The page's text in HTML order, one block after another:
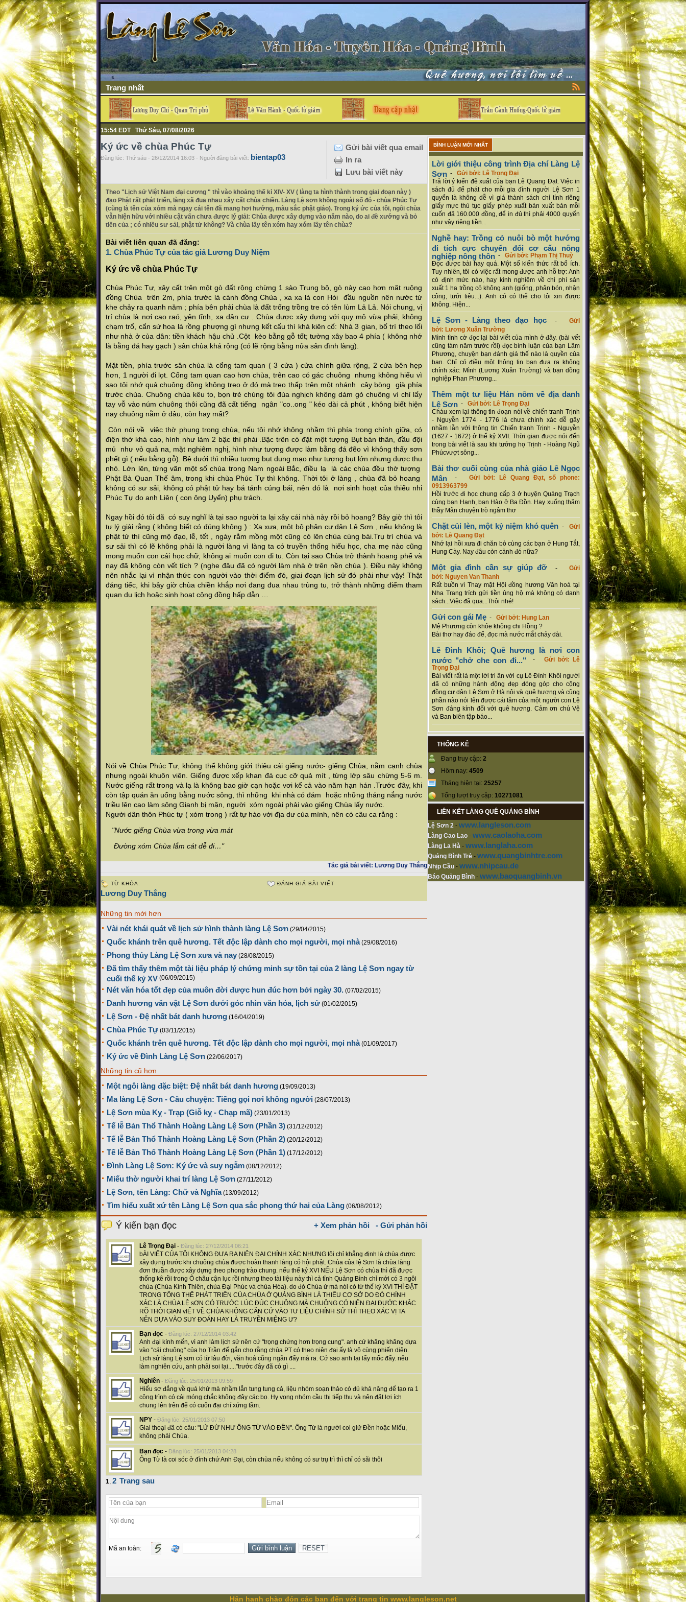
Trang nhất
15:54 EDT Thứ Sáu, 07/08/2026
Gửi bài viết qua email
In ra
Lưu bài viết này
Ký ức về chùa Phúc Tự
Đăng lúc: Thứ sáu - 26/12/2014 16:03 - Người đăng bài viết: bientap03
Theo "Lịch sử Việt Nam đại cương " thì vào khoảng thế kỉ XIV- XV ( làng ta hình thành trong giai đoạn này )
đạo Phật rất phát triển, làng xã đua nhau xây cất chùa chiền. Làng Lệ sơn không ngoài số đó - chùa Phúc Tự
(cũng là tên của xóm mà ngay cái tên đã mang hơi hướng, màu sắc phật giáo). Trong ký ức của tôi, ngôi chùa
vẫn hiện hữu với nhiều cật vấn chưa được lý giải: Chùa được xây dựng vào năm nào, do ai đề xướng và bỏ
tiền của ; có nhiều sư sải, phật tử không? Và chùa lấy tên xóm hay xóm lấy tên chùa?
Bài viết liên quan đã đăng:
1. Chùa Phúc Tự của tác giả Lương Duy Niệm
Ký ức về chùa Phúc Tự
Chùa Phúc Tự, xây cất trên một gò đất rộng chừng 1 sào Trung bộ, gò này cao hơn măt ruộng
đồng Chùa trên 2m, phía trước là cánh đồng Chùa , xa xa là con Hói đầu nguồn nên nước từ
khe chảy ra quanh năm ; phía bên phải chùa là đất trống trồng tre có tên lùm Lả Lả. Nói chung, vị
trí chùa là nơi cao raó, yên tĩnh, xa dân cư . Chùa được xây dựng với quy mô vừa phải, không
chạm trổ, cẩn sứ hoa lá rồng phượng gì nhưng kết cấu thì khá kiên cố: Nhà 3 gian, bố trí theo lối
như nhà ở của dân: tiền khách hậu chủ .Cột kèo bằng gỗ tốt; tường xây bao 4 phía ( không nhớ
là bằng đá hay gạch ) sân chùa khá rộng (có lẽ rộng bằng nửa sân đình làng).
Mặt tiền, phía trước sân chùa là cổng tam quan ( 3 cửa ) cửa chính giữa rộng, 2 cửa bên hẹp
hơn, 1 người đi lọt. Cổng tam quan cao hơn chùa, trên cao có gác chuông nhưng không hiểu vì
sao tôi nhớ quả chuông đồng không treo ở đó mà treo thấp trên một nhánh cây bòng già phía
trước chùa. Chuông chùa kêu to, bọn trẻ chúng tôi đùa nghịch không dám gỏ chuông vì chỉ lấy
tay vỗ vào núm chuông thôi cũng đã cất tiếng ngân "co..ong " kéo dài cả phút , không biết hiện
nay chuông nằm ở đâu, còn hay mất?
Còn nói về việc thờ phụng trong chùa, nếu tôi nhớ không nhầm thì phía trong chính giữa, có
điện thờ khá cao, hình như làm 2 bậc thì phải .Bậc trên có đặt một tượng Bụt bán thân, đầu đội
mủ như vỏ quả na, mặt nghiêm nghị, hình như tượng được làm bằng đá đẽo vì không thấy sơn
phết gì ( nếu bằng gỗ). Bệ dưới thì nhiều tượng bụt dung mạo như tượng bụt lớn nhưng được thu
nhỏ. Lớn lên, từng vãn một số chùa trong Nam ngoài Bắc, điều lạ là các chùa đều thờ tượng
Phật Bà Quan Thế âm, trong khi chùa Phúc Tự thì không. Thời tôi ở làng , chùa đã bỏ hoang
không có sư sải, không có phật tử hay bá tánh cúng bái, nên đó là nơi sinh hoạt của thiếu nhi
Phúc Tự do anh Liên ( con ông Uyển) phụ trách.
Ngay hồi đó tôi đã có suy nghĩ là tại sao người ta lại xây cái nhà này rồi bỏ hoang? Bây giờ thì tôi
tự lý giải rằng ( không biết có đúng không ) : Xa xưa, một bộ phận cư dân Lệ Sơn , nếu không là
phật tử thì cũng mộ đạo, lễ, tết , ngày rằm mồng một cũng có lên chùa cúng bái.Trụ trì chùa và
sư sải thì có lẽ không phải là người làng vì làng ta có truyền thống hiếu học, cha mẹ nào cũng
mong muốn con cái học chữ, không ai muốn con đi tu. Còn tại sao Chùa trở thành hoang phế và
nay đã không còn vết tích ? (nghe đâu đã có người làm nhà ở trên nền chùa ). Điều này không
nên nhắc lại vì nhận thức con người vào thời điểm đó, giai đoạn lịch sử đó phải như vậy! Thật
đáng tiếc, khi bây giờ chùa chiền khắp nơi đang đua nhau trùng tu, trở thành những điểm tham
quan du lịch hoặc sinh hoạt cộng đồng hấp dẫn …
Nói về Chùa Phúc Tự, không thể không giới thiệu cái giếng nước- giếng Chùa, nằm cạnh chùa
nhưng ngoài khuôn viên. Giếng được xếp khan đá cục cỡ quả mít , từng lớp sâu chừng 5-6 m.
Nước giếng rất trong và lạ là không bao giờ cạn hoặc vơi kể cả vào năm hạn hán .Trước đây, khi
còn tập quán ăn uống bằng nước sông, thì những khi nhà có đám hoặc những tháng nắng nước
triều lên cao làm sông Gianh bị mặn, người xóm ngoài phải vào giếng Chùa lấy nước.
Người dân thôn Phúc tự ( xóm trong ) rất tự hào với địa dư của mình, nên có câu ca rằng :
"Nước giếng Chùa vừa trong vừa mát
Đường xóm Chùa lắm cát dễ đi…"
Tác giả bài viết: Lương Duy Thắng
TỪ KHÓA:
Lương Duy Thắng
ĐÁNH GIÁ BÀI VIẾT
Những tin mới hơn
Vài nét khái quát về lịch sử hình thành làng Lệ Sơn (29/04/2015)
Quốc khánh trên quê hương. Tết độc lập dành cho mọi người, mọi nhà (29/08/2016)
Phong thủy Làng Lệ Sơn xưa và nay (28/08/2015)
Đã tìm thấy thêm một tài liệu pháp lý chứng minh sự tồn tại của 2 làng Lệ Sơn ngay từ
cuối thế kỷ XV (06/09/2015)
Nét văn hóa tốt đẹp của muôn đời được hun đúc hơn bởi ngày 30. (07/02/2015)
Danh hương văn vật Lệ Sơn dưới góc nhìn văn hóa, lịch sử (01/02/2015)
Lệ Sơn - Đệ nhất bát danh hương (16/04/2019)
Chùa Phúc Tự (03/11/2015)
Quốc khánh trên quê hương. Tết độc lập dành cho mọi người, mọi nhà (01/09/2017)
Ký ức về Đình Làng Lệ Sơn (22/06/2017)
Những tin cũ hơn
Một ngôi làng đặc biệt: Đệ nhất bát danh hương (19/09/2013)
Ma làng Lệ Sơn - Câu chuyện: Tiếng gọi nơi không người (28/07/2013)
Lệ Sơn mùa Kỵ - Trạp (Giỗ kỵ - Chạp mã) (23/01/2013)
Tế lễ Bản Thổ Thành Hoàng Làng Lệ Sơn (Phần 3) (31/12/2012)
Tế lễ Bản Thổ Thành Hoàng Làng Lệ Sơn (Phần 2) (20/12/2012)
Tế lễ Bản Thổ Thành Hoàng Làng Lệ Sơn (Phần 1) (17/12/2012)
Đình Làng Lệ Sơn: Ký ức và suy ngẫm (08/12/2012)
Miếu thờ người khai trí làng Lệ Sơn (27/11/2012)
Lệ Sơn, tên Làng: Chữ và Nghĩa (13/09/2012)
Tìm hiểu xuất xứ tên Làng Lệ Sơn qua sắc phong thứ hai của Làng (06/08/2012)
+ Xem phản hồi - Gửi phản hồi
Ý kiến bạn đọc
Lê Trọng Đại - Đăng lúc: 27/12/2014 06:21
bÀI VIẾT CỦA TÔI KHÔNG ĐƯA RA NIÊN ĐẠI CHÍNH XÁC NHƯNG tôi chỉ khẳng định là chùa được
xây dựng trước khi chuông chùa được hoàn thanh làng có hội phật. Chùa của lệ Sơn là chùa làng
đơn thuần được xây dựng theo phong trào chung. nếu thế kỷ XVI NẾU Lệ Sơn có chùa thì đã được
thống kê rồi trong Ô châu cận lục rồi nhưng theo tài liệu này thì cả tỉnh Quảng Bình chỉ mới có 3 ngôi
chùa (Chùa Kính Thiên, chùa Đại Phúc và chùa Hóa). do đó Chùa ử mà nói có từ thế kỷ XVI THÌ ĐẶT
TRONG TỔNG THỂ PHÁT TRIỂN CỦA CHÙA Ở QUẢNG BÌNH LÀ THIẾU CƠ SỞ DO ĐÓ CHÍNH
XÁC LÀ CHÙA LỆ sƠN CÓ TRƯỚC LÚC ĐÚC CHUÔNG MÀ CHUÔNG CÓ NIÊN ĐẠI ĐƯỚC KHẮC
RÕ THỜI GIAN vIẾT VỀ CHÙA KHÔNG CĂN CỨ VÀO TƯ LIỆU CHÍNH SỬ THÌ THEO XÁC VỊ TA
NÊN DỰA VÀO SUY ĐOÁN HAY LÀ TRUYỀN MIỆNG Ư?
Bạn đọc - Đăng lúc: 27/12/2014 03:42
Anh đại kính mến, vì anh làm lịch sử nên cứ "trọng chứng hơn trọng cung". anh cứ khăng khăng dựa
vào "cái chuông" của họ Trần để gắn cho rằng chùa PT có theo niên đại ấy là vô cùng phiến diện.
Lịch sử làng Lệ sơn có từ lâu đời, văn hoá cũng ngần đấy mà ra. Cớ sao anh lại lấy mốc đấy. nếu
làm nghiên cứu, anh phải soi lại....."trước đây đã có gì ....
Nghiên - Đăng lúc: 25/01/2013 09:59
Hiểu sơ đẳng về quá khứ mà nhầm lẫn tung tung cả, liệu nhóm soạn thảo có đủ khả năng để tạo ra 1
công trình có cái móng chắc không đây các bọ. Hy vọng nhóm cầu thị tiếp thu và nên đặt lợi ích
chung lên trên để có cuốn đại chí xứng tầm.
NPY - Đăng lúc: 25/01/2013 07:50
Giai thoại đã có câu: "LỪ ĐỪ NHƯ ÔNG TỪ VÀO ĐỀN". Ông Từ là người coi giữ Đền hoặc Miếu,
không phải Chùa.
Bạn đọc - Đăng lúc: 25/01/2013 04:28
Ông Từ là coi sóc ở đình chứ Anh Đại, còn chùa nếu không có sư trụ trì thì chỉ có sãi thôi
1, 2 Trang sau
Mã an toàn:
BÌNH LUẬN MỚI NHẤT
Lời giới thiệu công trình Địa chí Làng Lệ
Sơn - Gửi bởi: Lê Trọng Đại
Trả lời ý kiến đề xuất của bạn Lê Quang Đạt. Việc in
sách đủ để phát cho mỗi gia đình người Lệ Sơn 1
quyển là không dễ vì giá thành sách chỉ tính riêng
giấy mực thủ tục giấy phép xuất bản xuất bản mỗi
cuốn đã 160.000 đồng, để in đủ thì phải 4000 quyển
như vậy riêng tiền...
Nghề hay: Trồng cỏ nuôi bò một hướng
đi tích cực chuyển đổi cơ cấu nông
nghiệp nông thôn - Gửi bởi: Phạm Thị Thuỳ
Đọc được bài hay quá. Một số kiến thức rất bổ ích.
Tuy nhiên, tôi có việc rất mong được anh hỗ trợ: Anh
có định mức nào, hay kinh nghiệm về chi phí sản
xuất 1 ha trồng cỏ không anh (giống, phân bón, nhận
công, tưới tiêu...). Anh có có thể cho tôi xin được
không. Hiện...
Lệ Sơn - Làng theo đạo học-Gửi
bởi: Lương Xuân Trường
Mình tình cờ đọc lại bài viết của mình ở đây. (bài vết
cũng tám năm trước rồi) đọc bình luận của bạn Lâm
Phương, chuyện bạn đánh giá thế nào là quyền của
bạn. Chỉ có điều một thông tin bạn đưa ra không
chính xác: Mình (Lương Xuân Trường) và bạn dồng
nghiệp Phan Phương...
Thêm một tư liệu Hán nôm về địa danh
Lệ Sơn - Gửi bởi: Lê Trọng Đại
Cháu xem lại thông tin đoạn nói về chiến tranh Trịnh
- Nguyễn 1774 - 1776 là chưa chính xác dễ gây
nhầm lẫn với thông tin Chiến tranh Trịnh - Nguyễn
(1627 - 1672) ở thế kỷ XVII. Thời gian được nói đến
trong bài viết là sau khi tướng họ Trịnh - Hoàng Ngũ
Phúcvượt sông...
Bài thơ cuối cùng của nhà giáo Lê Ngọc
Mân - Gửi bởi: Lê Quang Đạt, số phone:
0913963799
Hồi trước đi học chung cấp 3 ở huyện Quảng Trạch
cùng bạn Hạnh, bạn Hào ở Ba Đồn. Hay xuống thăm
thầy Mân chuyện trò ngâm thơ
Chặt củi lèn, một kỷ niệm khó quên-Gửi
bởi: Lê Quang Đạt
Nhớ lại hồi xưa đi chăn bò cùng các bạn ở Hung Tắt,
Hung Cày. Nay đâu còn cảnh đó nữa?
Một gia đình cần sự giúp đỡ -Gửi
bởi: Nguyen Van Thanh
Rất buồn vì Thay mặt Hội đồng hương Văn hoá tại
Nha Trang trích gửi tiền ủng hộ mà không có danh
sách...Việc đã qua...Thôi nhé!
Gửi con gái Mẹ - Gửi bởi: Hung Lan
Mệ Phương còn khỏe không chi Hồng ?
Bài thơ hay đáo để, đọc mà nước mắt chảy dài.
Lê Đình Khôi; Quê hương là nơi con
nước "chở che con đi..." - Gửi bởi: Lê
Trọng Đại
Bài viết rất là một lời tri ân với cụ Lê Đình Khôi người
đã có những hành động đẹp đóng góp cho cộng
đồng cư dân Lệ Sơn ở Hà nội và quê hương và cũng
phần nào nói lên được cái tâm của một người con Lệ
Sơn đáng kính đối với quê hương. Cảm ơn chú Vệ
và Ban biên tập báo...
THỐNG KÊ
Đang truy cập: 2
Hôm nay: 4509
Tháng hiện tại: 25257
Tổng lượt truy cập: 10271081
LIÊN KẾT LÀNG QUÊ QUẢNG BÌNH
Lệ Sơn 2 - www.langleson.com
Làng Cao Lao - www.caolaoha.com
Làng La Hà - www.langlaha.com
Quảng Bình Trẻ - www.quangbinhtre.com
Nhịp Cầu - www.nhipcau.de
Báo Quảng Bình - www.baoquangbinh.vn
Hân hạnh chào đón các bạn đến với trang tin www.langleson.net